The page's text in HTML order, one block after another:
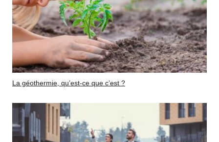
La géothermie, qu’est-ce que c’est ?